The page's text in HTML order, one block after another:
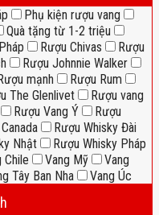
Phụ kiện rượu vang
Quà tặng từ 1-2 triệu
Rượu Chivas
Rượu
Rượu Johnnie Walker
mạnh
Rượu Rum
The Glenlivet
Rượu vang
Rượu Vang Ý
Rượu
Rượu Whisky Đài
Nhật
Rượu Whisky Pháp
Chile Vang Mỹ
Vang
Tây Ban Nha Vang Úc